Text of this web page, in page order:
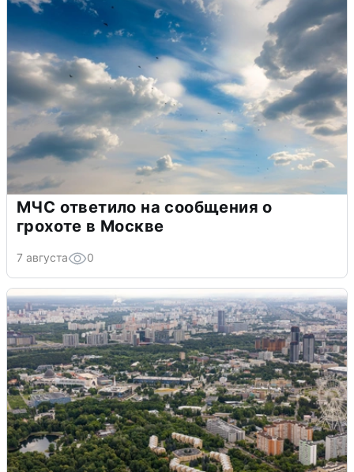
МЧС ответило на сообщения о
грохоте в Москве
7 августа 0